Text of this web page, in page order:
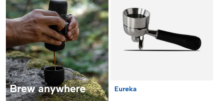
Brew anywhere Eureka